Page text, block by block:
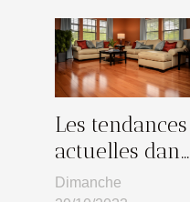
Les tendances
actuelles dans
la conception
Dimanche